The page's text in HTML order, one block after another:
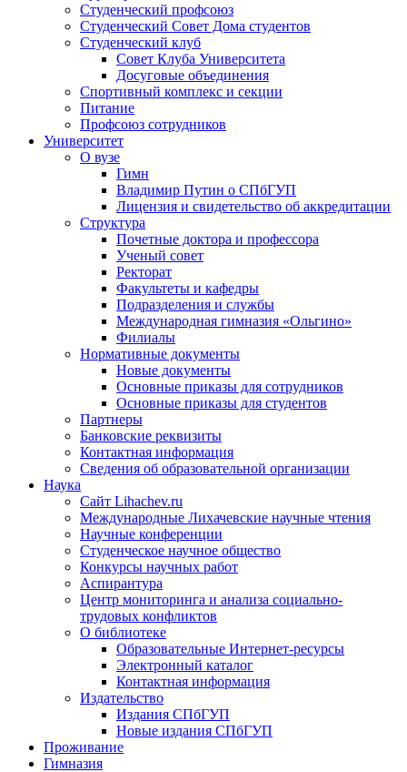
Студенческий профсоюз
Студенческий Совет Дома студентов
Студенческий клуб
Совет Клуба Университета
Досуговые объединения
Спортивный комплекс и секции
Питание
Профсоюз сотрудников
Университет
О вузе
Гимн
Владимир Путин о СПбГУП
Лицензия и свидетельство об аккредитации
Структура
Почетные доктора и профессора
Ученый совет
Ректорат
Факультеты и кафедры
Подразделения и службы
Международная гимназия «Ольгино»
Филиалы
Нормативные документы
Новые документы
Основные приказы для сотрудников
Основные приказы для студентов
Партнеры
Банковские реквизиты
Контактная информация
Сведения об образовательной организации
Наука
Сайт Lihachev.ru
Международные Лихачевские научные чтения
Научные конференции
Студенческое научное общество
Конкурсы научных работ
Аспирантура
Центр мониторинга и анализа социально-
трудовых конфликтов
О библиотеке
Образовательные Интернет-ресурсы
Электронный каталог
Контактная информация
Издательство
Издания СПбГУП
Новые издания СПбГУП
Проживание
Гимназия